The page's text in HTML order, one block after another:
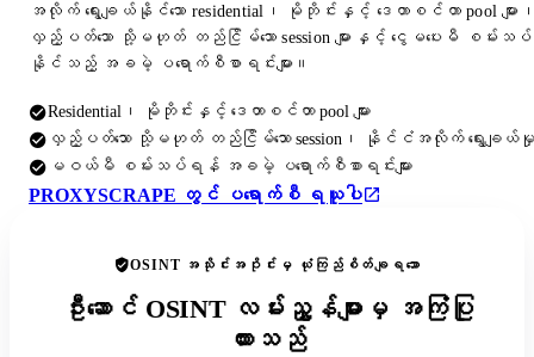
အလိုက် ရွေးချယ်နိုင်သော residential၊ မိုဘိုင်းနှင့် ဒေတာစင်တာ pool များ
လှည့်ပတ်သော သို့မဟုတ် တည်ငြိမ်သော session များနှင့် ငွေမပေးမီ စမ်းသပ်
နိုင်သည့် အခမဲ့ ပရောက်စီစာရင်းများ။
Residential၊ မိုဘိုင်းနှင့် ဒေတာစင်တာ pool များ
လှည့်ပတ်သော သို့မဟုတ် တည်ငြိမ်သော session၊ နိုင်ငံအလိုက် ရွေးချယ်မှု
မဝယ်မီ စမ်းသပ်ရန် အခမဲ့ ပရောက်စီစာရင်းများ
PROXYSCRAPE တွင် ပရောက်စီ ရယူပါ
OSINT အသိုင်းအဝိုင်းမှ ယုံကြည်စိတ်ချရသော
ဦးဆောင် OSINT လမ်းညွှန်များမှ အကြံပြု
ထားသည်